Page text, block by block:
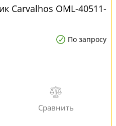
Carvalhos OML-40511-
По запросу